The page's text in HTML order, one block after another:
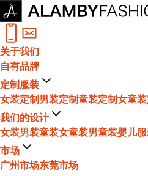
关于我们
自有品牌
定制服装
女装定制男装定制童装定制女童
我们的设计
女装男装童装女童装男童装婴儿
市场
广州市场东莞市场